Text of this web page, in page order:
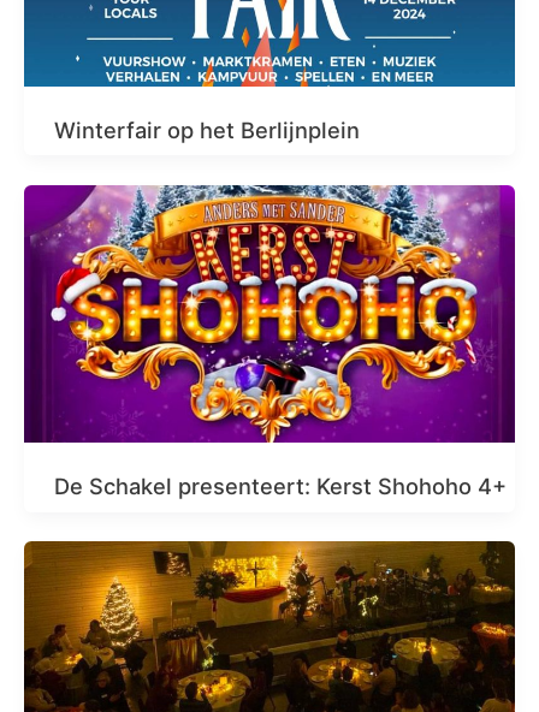
Winterfair op het Berlijnplein
De Schakel presenteert: Kerst Shohoho 4+